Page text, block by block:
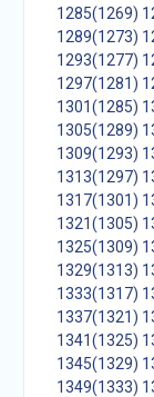
1285(1269)
1289(1273)
1293(1277)
1297(1281)
1301(1285)
1305(1289)
1309(1293)
1313(1297)
1317(1301)
1321(1305)
1325(1309)
1329(1313)
1333(1317)
1337(1321)
1341(1325)
1345(1329)
1349(1333)